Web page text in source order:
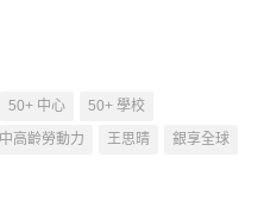
50+ 中心
50+ 學校
中高齡勞動力 王思晴
銀享全球